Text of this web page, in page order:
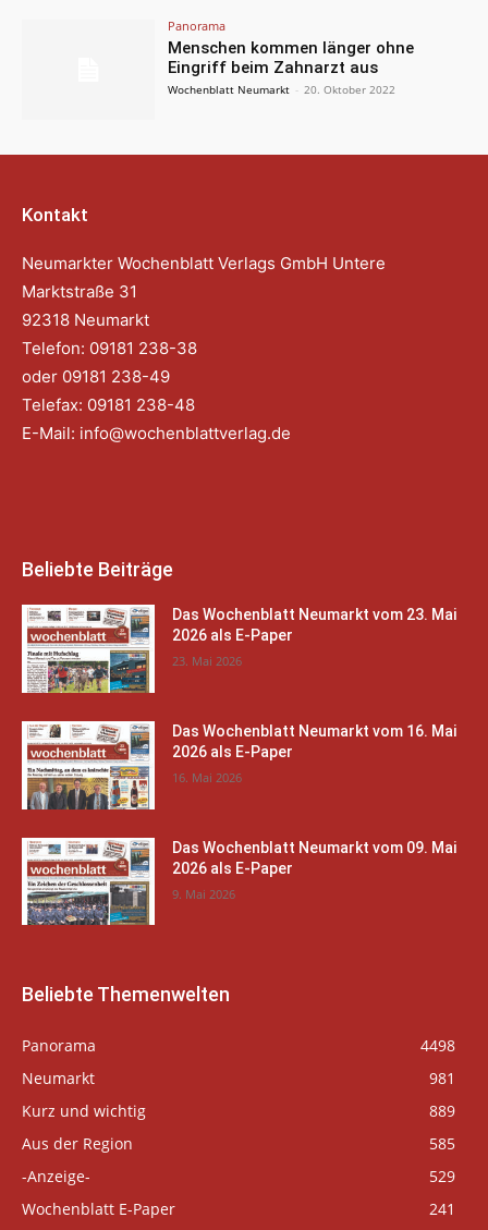
Panorama
Menschen kommen länger ohne
Eingriff beim Zahnarzt aus
Wochenblatt Neumarkt - 20. Oktober 2022
Kontakt
Neumarkter Wochenblatt Verlags GmbH Untere
Marktstraße 31
92318 Neumarkt
Telefon: 09181 238-38
oder 09181 238-49
Telefax: 09181 238-48
E-Mail: info@wochenblattverlag.de
Beliebte Beiträge
Das Wochenblatt Neumarkt vom 23. Mai
2026 als E-Paper
23. Mai 2026
Das Wochenblatt Neumarkt vom 16. Mai
2026 als E-Paper
16. Mai 2026
Das Wochenblatt Neumarkt vom 09. Mai
2026 als E-Paper
9. Mai 2026
Beliebte Themenwelten
Panorama
4498
Neumarkt
981
Kurz und wichtig
889
Aus der Region
585
-Anzeige-
529
Wochenblatt E-Paper
241